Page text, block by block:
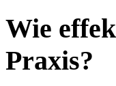
Wie
Praxis?